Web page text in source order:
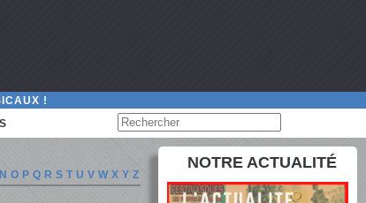
!
N O P Q R S T U V W X Y Z
NOTRE ACTUALITÉ